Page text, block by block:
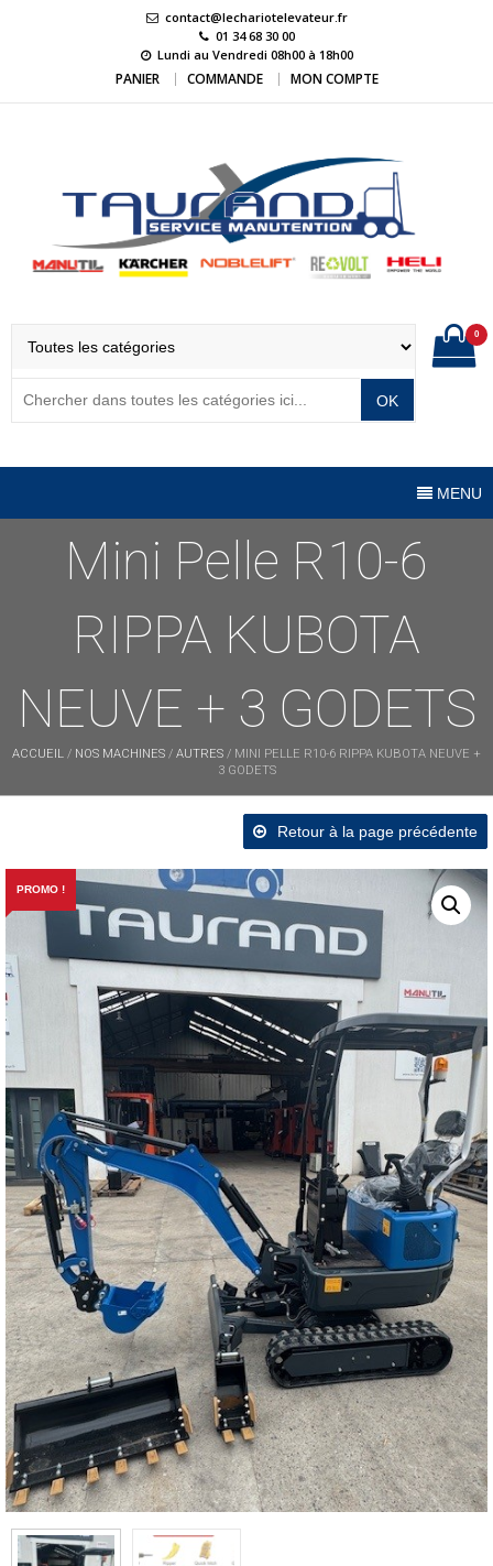
contact@lechariotelevateur.fr
01 34 68 30 00
Lundi au Vendredi 08h00 à 18h00
PANIER COMMANDE MON COMPTE
OK
0
MENU
Mini Pelle R10-6
RIPPA KUBOTA
NEUVE + 3 GODETS
ACCUEIL / NOS MACHINES / AUTRES / MINI PELLE R10-6 RIPPA KUBOTA NEUVE +
3 GODETS
Retour à la page précédente
PROMO !